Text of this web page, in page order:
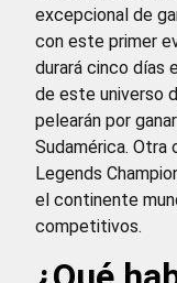
excepcional de
con este primer
durará cinco días
de este universo
pelearán por
Sudamérica. Otra
Legends
el continente
competitivos.